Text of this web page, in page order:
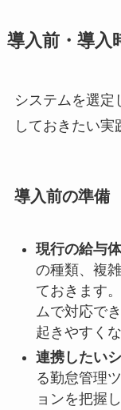
導入前・導入
システムを選定
しておきたい実
導入前の準備
現行の給与
の種類、複
ておきます
ムで対応で
起きやすくな
連携したい
る勤怠管理
ョンを把握